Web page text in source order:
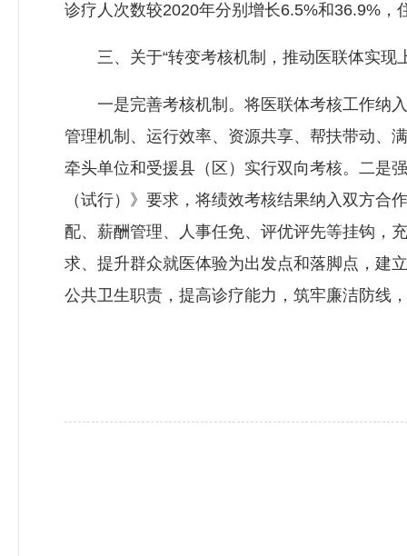
诊疗人次数较2020年分别增长6.5%和36.9%，
三、关于“转变考核机制，推动医联体实现
一是完善考核机制。将医联体考核工作纳入
管理机制、运行效率、资源共享、帮扶带动、
牵头单位和受援县（区）实行双向考核。二是
（试行）》要求，将绩效考核结果纳入双方
配、薪酬管理、人事任免、评优评先等挂钩，
求、提升群众就医体验为出发点和落脚点，建
公共卫生职责，提高诊疗能力，筑牢廉洁防线